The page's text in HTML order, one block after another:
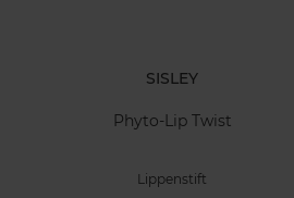
SISLEY
Phyto-Lip Twist
Lippenstift